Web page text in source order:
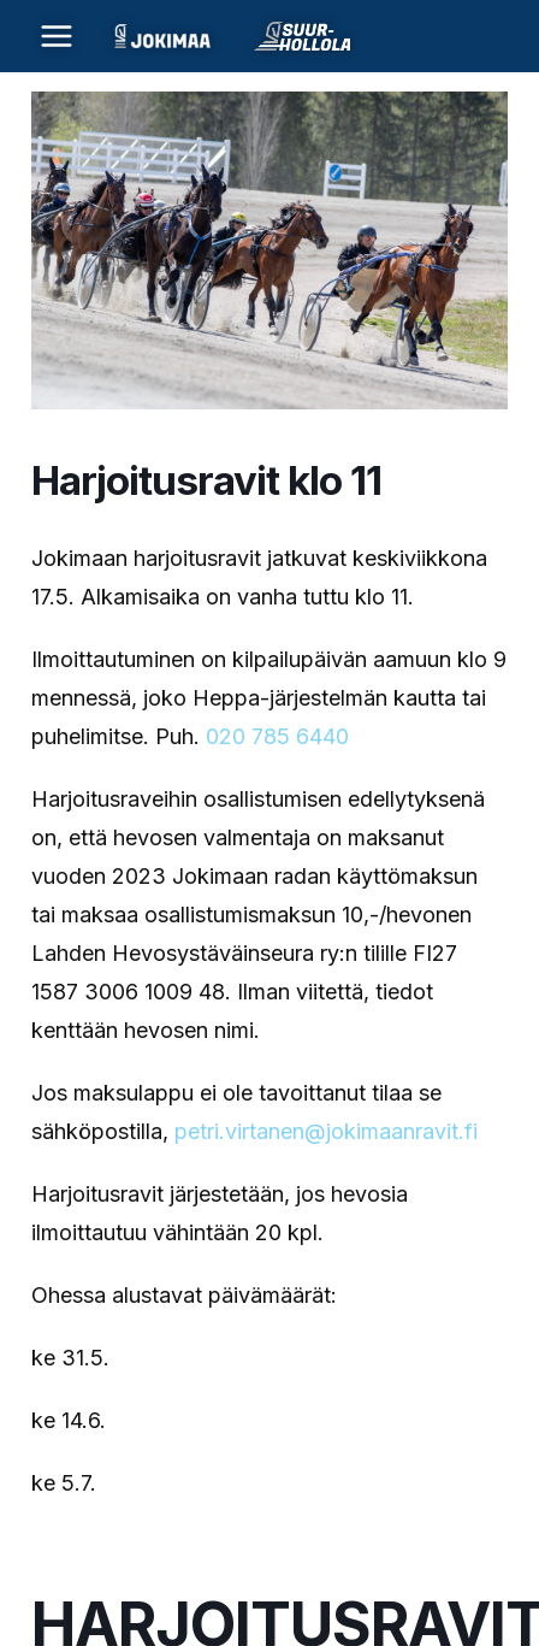
sisältöön
Harjoitusravit klo 11
Jokimaan harjoitusravit jatkuvat keskiviikkona
17.5. Alkamisaika on vanha tuttu klo 11.
Ilmoittautuminen on kilpailupäivän aamuun klo 9
mennessä, joko Heppa-järjestelmän kautta tai
puhelimitse. Puh. 020 785 6440
Harjoitusraveihin osallistumisen edellytyksenä
on, että hevosen valmentaja on maksanut
vuoden 2023 Jokimaan radan käyttömaksun
tai maksaa osallistumismaksun 10,-/hevonen
Lahden Hevosystäväinseura ry:n tilille FI27
1587 3006 1009 48. Ilman viitettä, tiedot
kenttään hevosen nimi.
Jos maksulappu ei ole tavoittanut tilaa se
sähköpostilla, petri.virtanen@jokimaanravit.fi
Harjoitusravit järjestetään, jos hevosia
ilmoittautuu vähintään 20 kpl.
Ohessa alustavat päivämäärät:
ke 31.5.
ke 14.6.
ke 5.7.